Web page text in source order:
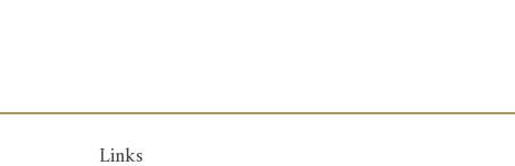
Links